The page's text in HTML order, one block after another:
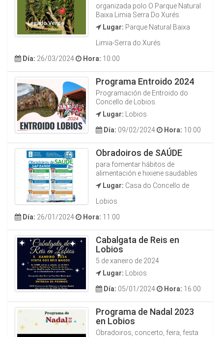
organizada polo O Parque Natural
Baixa Limia Serra Do Xurés
Lugar: Parque Natural Baixa
Limia-Serra do Xurés
Día: 26/03/2024 Hora: 10:00
Programa Entroido 2024
Programación de Entroido do
Concello de Lobios.
Lugar: Lobios
Día: 09/02/2024 Hora: 10:00
Obradoiros de SAÚDE
para fomentar hábitos de
alimentación e hixiene saudables
Lugar: Casa do Concello de
Lobios
Día: 26/01/2024 Hora: 11:00
Cabalgata de Reis en
Lobios
5 de xaneiro de 2024
Lugar: Lobios
Día: 05/01/2024 Hora: 16:00
Programa de Nadal 2023
en Lobios
Obradoiros, concerto, feira, festa